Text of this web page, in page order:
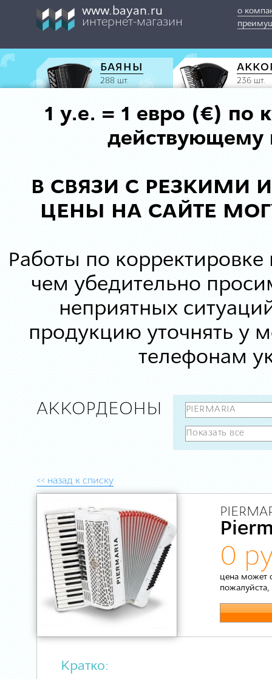
www.bayan.ru
интернет-магазин
о
БАЯНЫ
288 шт. 236 шт.
1 у.е. = 1 евро (€) по
действующему
В СВЯЗИ С РЕЗКИМИ
ЦЕНЫ НА САЙТЕ
Работы по корректировке
чем убедительно
неприятных
продукцию уточнять у
телефонам
АККОРДЕОНЫ
<< назад к списку
0
цена может
пожалуйста,
Кратко: